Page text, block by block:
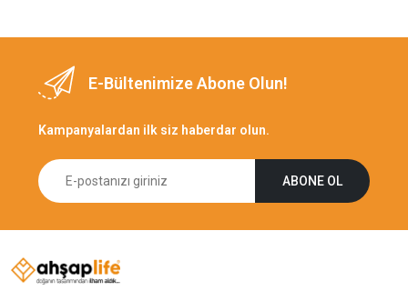
E-Bültenimize Abone Olun!
Kampanyalardan ilk siz haberdar olun.
ABONE OL